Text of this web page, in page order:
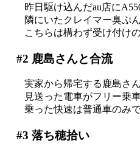
昨日駆け込んだau店に
隣にいたクレイマー臭ぷ
こちらは構わず受け付け
#2 鹿島さんと合流
実家から帰宅する鹿島さん
見送った電車がフリー乗
乗った快速は普通車のみ
#3 落ち穂拾い